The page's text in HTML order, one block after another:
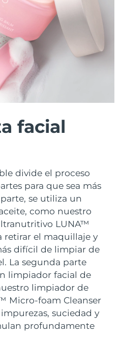
facial
divide el proceso
para que sea más
se utiliza un
como nuestro
LUNA™
retirar el maquillaje y
difícil de limpiar de
La segunda parte
limpiador facial de
limpiador de
Micro-foam Cleanser
suciedad y
profundamente